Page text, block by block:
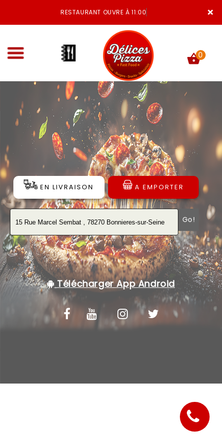
×
RESTAURANT OUVRE À 11:00
ACCUEIL
LA CARTE
VOTRE COMPTE
NOTRE RESTAURANT
VOS AVIS
MENTIONS LÉGALES
C.G.V
0
EN LIVRAISON A EMPORTER
Go!
Télécharger App Android